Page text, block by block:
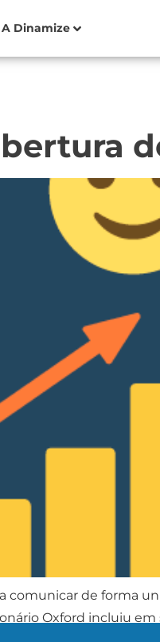
A Dinamize
de forma
Oxford incluiu